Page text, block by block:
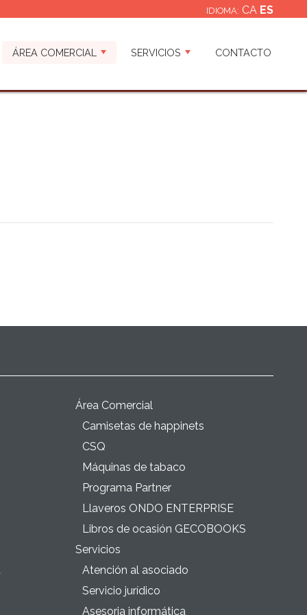
IDIOMA: CA ES
ÁREA COMERCIAL SERVICIOS CONTACTO
Área Comercial
Camisetas de happinets
CSQ
Máquinas de tabaco
Programa Partner
Llaveros ONDO ENTERPRISE
Libros de ocasión GECOBOOKS
Servicios
Atención al asociado
Servicio jurídico
Asesoria informática